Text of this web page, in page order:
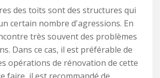
des toits sont des structures qui
certain nombre d'agressions. En
très souvent des problèmes
Dans ce cas, il est préférable de
opérations de rénovation de cette